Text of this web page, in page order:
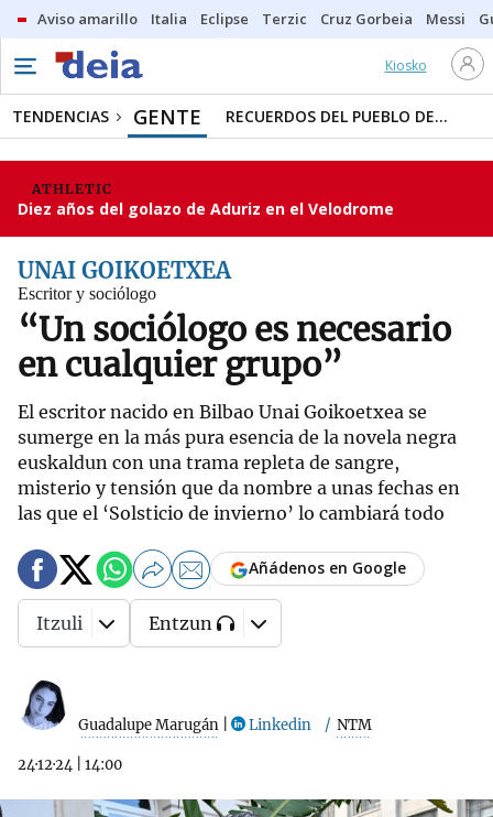
Aviso amarillo Italia Eclipse Terzic Cruz Gorbeia Messi
Kiosko
TENDENCIAS GENTE RECUERDOS DEL PUEBLO DE...
ATHLETIC
Diez años del golazo de Aduriz en el Velodrome
UNAI GOIKOETXEA
Escritor y sociólogo
“Un sociólogo es necesario
en cualquier grupo”
El escritor nacido en Bilbao Unai Goikoetxea se
sumerge en la más pura esencia de la novela negra
euskaldun con una trama repleta de sangre,
misterio y tensión que da nombre a unas fechas en
las que el ‘Solsticio de invierno’ lo cambiará todo
Guadalupe Marugán Linkedin NTM
24·12·24 14:00
Añádenos en Google
Itzuli Entzun